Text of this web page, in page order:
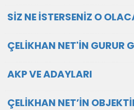
SİZ NE İSTERSENİZ O
ÇELİKHAN NET'İN GURUR
AKP VE ADAYLARI
ÇELİKHAN NET’İN